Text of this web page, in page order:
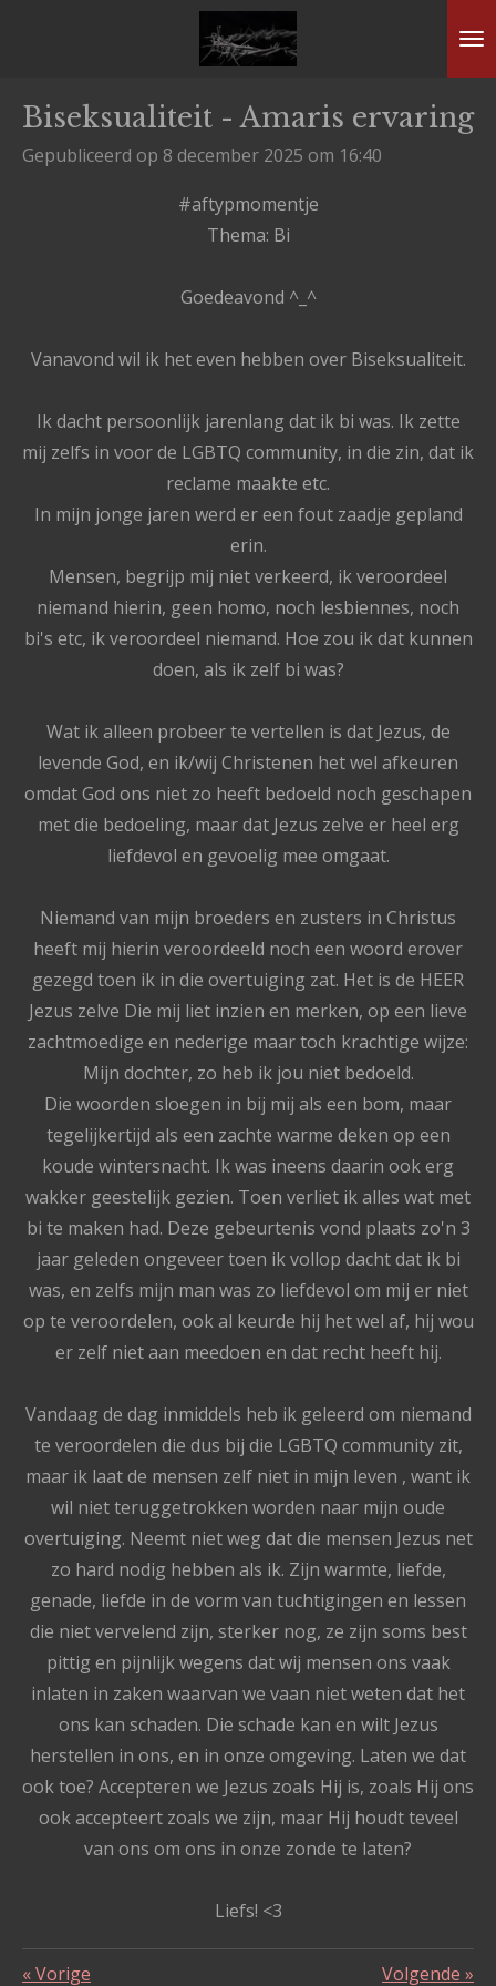
de
hoofdinhoud
Biseksualiteit - Amaris ervaring
Gepubliceerd op 8 december 2025 om 16:40
#aftypmomentje
Thema: Bi
Goedeavond ^_^
Vanavond wil ik het even hebben over Biseksualiteit.
Ik dacht persoonlijk jarenlang dat ik bi was. Ik zette
mij zelfs in voor de LGBTQ community, in die zin, dat ik
reclame maakte etc.
In mijn jonge jaren werd er een fout zaadje gepland
erin.
Mensen, begrijp mij niet verkeerd, ik veroordeel
niemand hierin, geen homo, noch lesbiennes, noch
bi's etc, ik veroordeel niemand. Hoe zou ik dat kunnen
doen, als ik zelf bi was?
Wat ik alleen probeer te vertellen is dat Jezus, de
levende God, en ik/wij Christenen het wel afkeuren
omdat God ons niet zo heeft bedoeld noch geschapen
met die bedoeling, maar dat Jezus zelve er heel erg
liefdevol en gevoelig mee omgaat.
Niemand van mijn broeders en zusters in Christus
heeft mij hierin veroordeeld noch een woord erover
gezegd toen ik in die overtuiging zat. Het is de HEER
Jezus zelve Die mij liet inzien en merken, op een lieve
zachtmoedige en nederige maar toch krachtige wijze:
Mijn dochter, zo heb ik jou niet bedoeld.
Die woorden sloegen in bij mij als een bom, maar
tegelijkertijd als een zachte warme deken op een
koude wintersnacht. Ik was ineens daarin ook erg
wakker geestelijk gezien. Toen verliet ik alles wat met
bi te maken had. Deze gebeurtenis vond plaats zo'n 3
jaar geleden ongeveer toen ik vollop dacht dat ik bi
was, en zelfs mijn man was zo liefdevol om mij er niet
op te veroordelen, ook al keurde hij het wel af, hij wou
er zelf niet aan meedoen en dat recht heeft hij.
Vandaag de dag inmiddels heb ik geleerd om niemand
te veroordelen die dus bij die LGBTQ community zit,
maar ik laat de mensen zelf niet in mijn leven , want ik
wil niet teruggetrokken worden naar mijn oude
overtuiging. Neemt niet weg dat die mensen Jezus net
zo hard nodig hebben als ik. Zijn warmte, liefde,
genade, liefde in de vorm van tuchtigingen en lessen
die niet vervelend zijn, sterker nog, ze zijn soms best
pittig en pijnlijk wegens dat wij mensen ons vaak
inlaten in zaken waarvan we vaan niet weten dat het
ons kan schaden. Die schade kan en wilt Jezus
herstellen in ons, en in onze omgeving. Laten we dat
ook toe? Accepteren we Jezus zoals Hij is, zoals Hij ons
ook accepteert zoals we zijn, maar Hij houdt teveel
van ons om ons in onze zonde te laten?
Liefs! <3
«Vorige Volgende »